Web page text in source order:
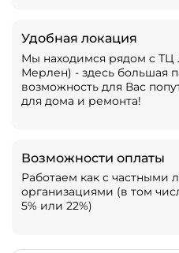
Удобная локация
Мы находимся рядом с
Мерлен) - здесь большая
возможность для Вас
для дома и ремонта!
Возможности оплаты
Работаем как с частными
организациями (в том
5% или 22%)